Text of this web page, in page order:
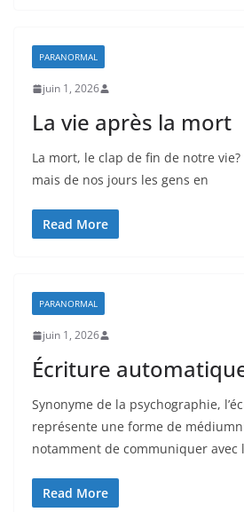
PARANORMAL
juin 1, 2026
La vie après la mort
La mort, le clap de fin de notre
mais de nos jours les gens en
Read More
PARANORMAL
juin 1, 2026
Écriture
Synonyme de la psychographie,
représente une forme de
notamment de communiquer avec
Read More